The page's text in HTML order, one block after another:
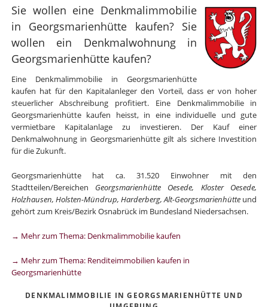
Sie wollen eine Denkmalimmobilie
in Georgsmarienhütte kaufen? Sie
wollen ein Denkmalwohnung in
Georgsmarienhütte kaufen?
Eine Denkmalimmobilie in Georgsmarienhütte
kaufen hat für den Kapitalanleger den Vorteil, dass er von hoher
steuerlicher Abschreibung profitiert. Eine Denkmalimmobilie in
Georgsmarienhütte kaufen heisst, in eine individuelle und gute
vermietbare Kapitalanlage zu investieren. Der Kauf einer
Denkmalwohnung in Georgsmarienhütte gilt als sichere Investition
für die Zukunft.
Georgsmarienhütte hat ca. 31.520 Einwohner mit den
Stadtteilen/Bereichen Georgsmarienhütte Oesede, Kloster Oesede,
Holzhausen, Holsten-Mündrup, Harderberg, Alt-Georgsmarienhütte und
gehört zum Kreis/Bezirk Osnabrück im Bundesland Niedersachsen.
→ Mehr zum Thema: Denkmalimmobilie kaufen
→ Mehr zum Thema: Renditeimmobilien kaufen in
Georgsmarienhütte
DENKMALIMMOBILIE IN GEORGSMARIENHÜTTE UND